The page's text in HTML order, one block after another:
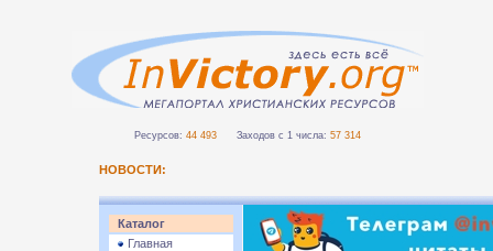
Ресурсов: 44 493 Заходов с 1 числа: 57 314
НОВОСТИ:
Каталог
Главная